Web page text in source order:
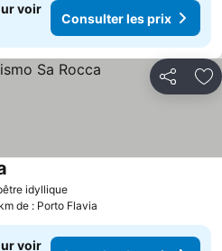
voir
Consulter les prix
Partager
idylliqueConsulter les prix
de : Porto Flavia
voir